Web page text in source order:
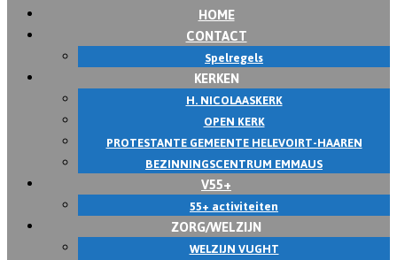
HOME
CONTACT
Spelregels
KERKEN
H. NICOLAASKERK
OPEN KERK
PROTESTANTE GEMEENTE HELEVOIRT-HAAREN
BEZINNINGSCENTRUM EMMAUS
V55+
55+ activiteiten
ZORG/WELZIJN
WELZIJN VUGHT